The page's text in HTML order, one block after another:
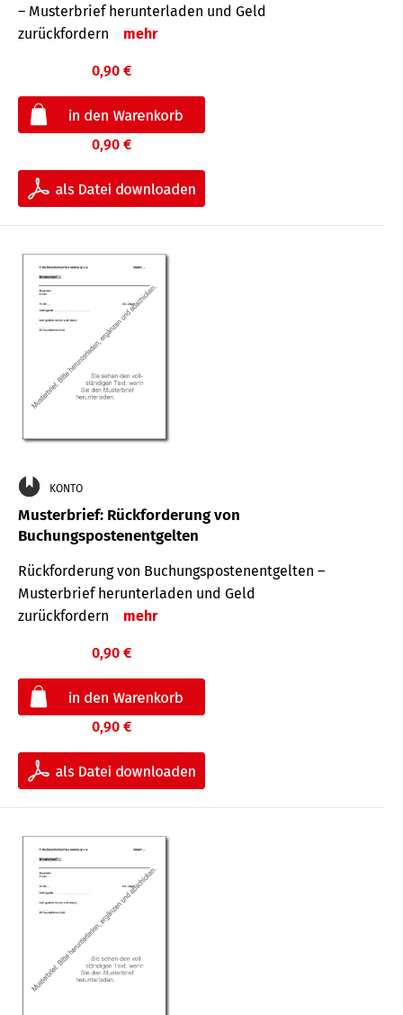
– Musterbrief herunterladen und Geld
zurückfordern
mehr
0,90 €
0,90 €
KONTO
Musterbrief: Rückforderung von
Buchungspostenentgelten
Rückforderung von Buchungspostenentgelten –
Musterbrief herunterladen und Geld
zurückfordern
mehr
0,90 €
0,90 €